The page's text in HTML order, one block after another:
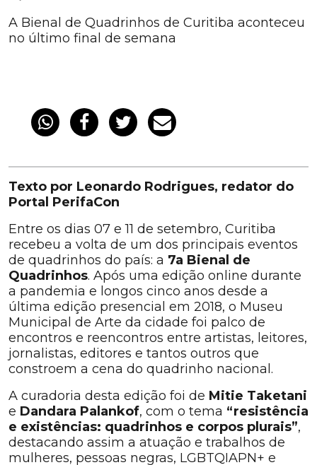
A Bienal de Quadrinhos de Curitiba aconteceu
no último final de semana
Texto por Leonardo Rodrigues, redator do
Portal PerifaCon
Entre os dias 07 e 11 de setembro, Curitiba
recebeu a volta de um dos principais eventos
de quadrinhos do país: a 7a Bienal de
Quadrinhos. Após uma edição online durante
a pandemia e longos cinco anos desde a
última edição presencial em 2018, o Museu
Municipal de Arte da cidade foi palco de
encontros e reencontros entre artistas, leitores,
jornalistas, editores e tantos outros que
constroem a cena do quadrinho nacional.
A curadoria desta edição foi de Mitie Taketani
e Dandara Palankof, com o tema “resistência
e existências: quadrinhos e corpos plurais”,
destacando assim a atuação e trabalhos de
mulheres, pessoas negras, LGBTQIAPN+ e